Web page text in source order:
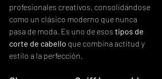
profesionales creativos, consolidándose
como un clásico moderno que nunca
pasa de moda. Es uno de esos tipos de
corte de cabello que combina actitud y
estilo a la perfección.